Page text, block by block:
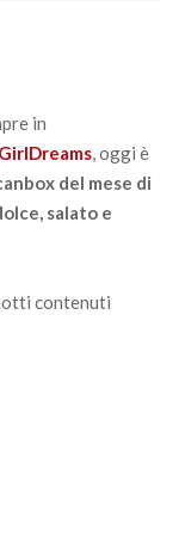
in
, oggi è
del mese di
salato e
contenuti